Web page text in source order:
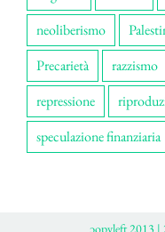
neoliberismo
Precarietà
razzismo
repressione
speculazione finanziaria
ɔopyleft 2013 |